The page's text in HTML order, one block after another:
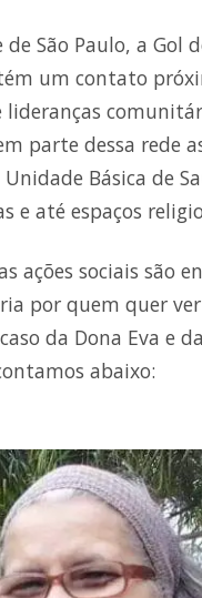
São Paulo, a Gol
um contato
lideranças
parte dessa rede
Básica de
e até espaços
ações sociais são
por quem quer
da Dona Eva e
abaixo: